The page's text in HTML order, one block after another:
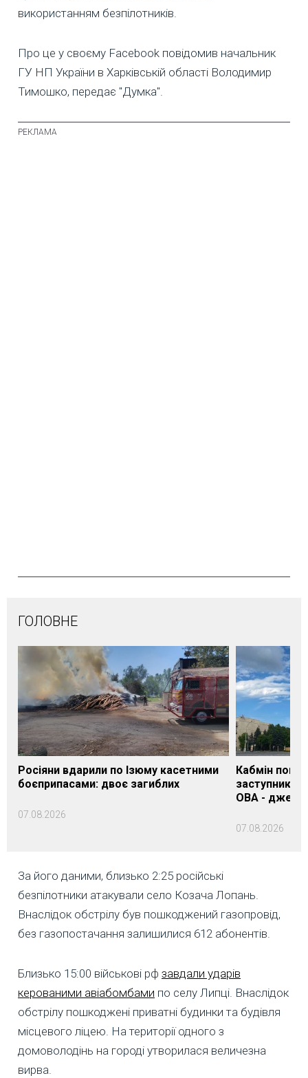
використанням безпілотників.
Про це у своєму Facebook повідомив начальник
ГУ НП України в Харківській області Володимир
Тимошко, передає "Думка".
ГОЛОВНЕ
Росіяни вдарили по Ізюму касетними
боєприпасами: двоє загиблих
07.08.2026
Кабмін
заступника
ОВА -
07.08.2026
За його даними, близько 2:25 російські
безпілотники атакували село Козача Лопань.
Внаслідок обстрілу був пошкоджений газопровід,
без газопостачання залишилися 612 абонентів.
Близько 15:00 військові рф завдали ударів
керованими авіабомбами по селу Липці. Внаслідок
обстрілу пошкоджені приватні будинки та будівля
місцевого ліцею. На території одного з
домоволодінь на городі утворилася величезна
вирва.